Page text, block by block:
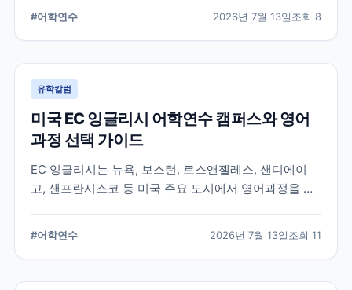
#어학연수 2026년 7월 13일조회 8
유학칼럼
미국 EC 잉글리시 어학연수 캠퍼스와 영어
과정 선택 가이드
EC 잉글리시는 뉴욕, 보스턴, 로스앤젤레스, 샌디에이
고, 샌프란시스코 등 미국 주요 도시에서 영어과정을 안
할 내용을 정리합니다.
#어학연수 2026년 7월 13일조회 11